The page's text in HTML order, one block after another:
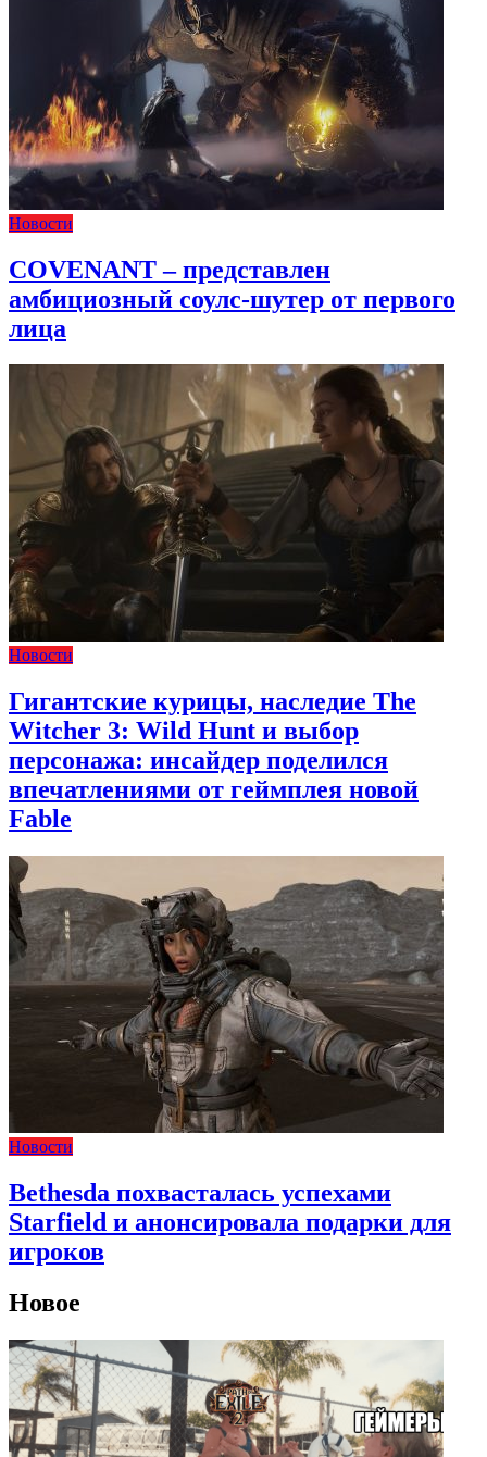
Новости
COVENANT – представлен
амбициозный соулс-шутер от первого
лица
Новости
Гигантские курицы, наследие The
Witcher 3: Wild Hunt и выбор
персонажа: инсайдер поделился
впечатлениями от геймплея новой
Fable
Новости
Bethesda похвасталась успехами
Starfield и анонсировала подарки для
игроков
Новое